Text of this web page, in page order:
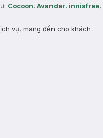
Cocoon, Avander, innisfree,
vụ, mang đến cho khách